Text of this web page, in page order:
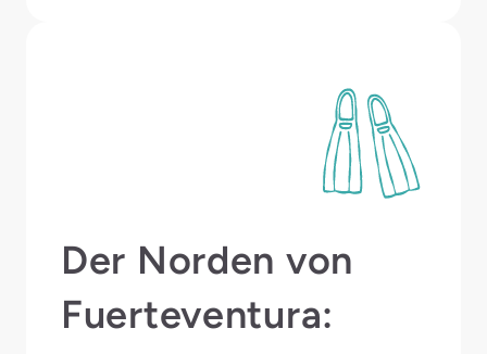
Der Norden von
Fuerteventura: